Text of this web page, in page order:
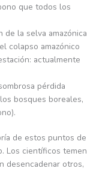
que todos los
la selva amazónica
colapso amazónico
actualmente
pérdida
bosques boreales,
de estos puntos de
Los científicos temen
desencadenar otros,